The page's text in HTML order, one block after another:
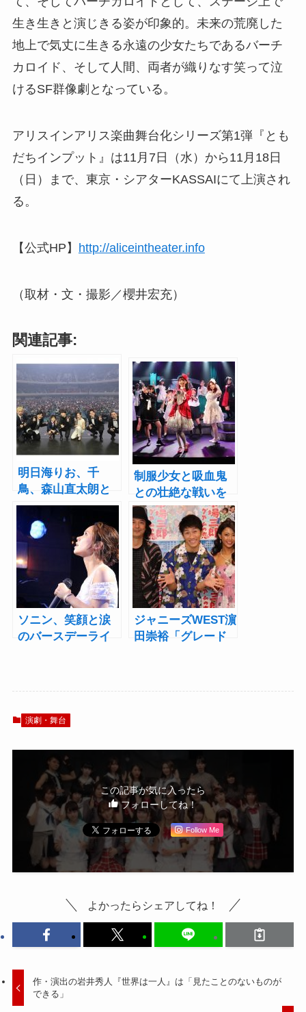
生き生きと演じきる姿が印象的。未来の荒廃した
地上で気丈に生きる永遠の少女たちであるバーチ
カロイド、そして人間、両者が織りなす笑って泣
けるSF群像劇となっている。
アリスインアリス楽曲舞台化シリーズ第1弾『とも
だちインプット』は11月7日（水）から11月18日
（日）まで、東京・シアターKASSAIにて上演され
る。
【公式HP】 http://aliceintheater.info
（取材・文・撮影／櫻井宏充）
関連記事:
明日海りお、千
鳥、森山直太朗と
豪華コラボ！『山
崎育三郎 THIS IS
IKU 日本武道館』
レポート
制服少女と吸血鬼
との壮絶な戦いを
描くアリスインプ
ロジェクト『真約
魔銃ドナー』開幕
ソニン、笑顔と涙
のバースデーライ
ジャニーズWEST濵
田崇裕「グレード
演劇・舞台
この記事が気に入ったら
フォローしてね！
Follow Me
よかったらシェアしてね！
作・演出の岩井秀人『世界は一人』は「見たことのないものが
できる」